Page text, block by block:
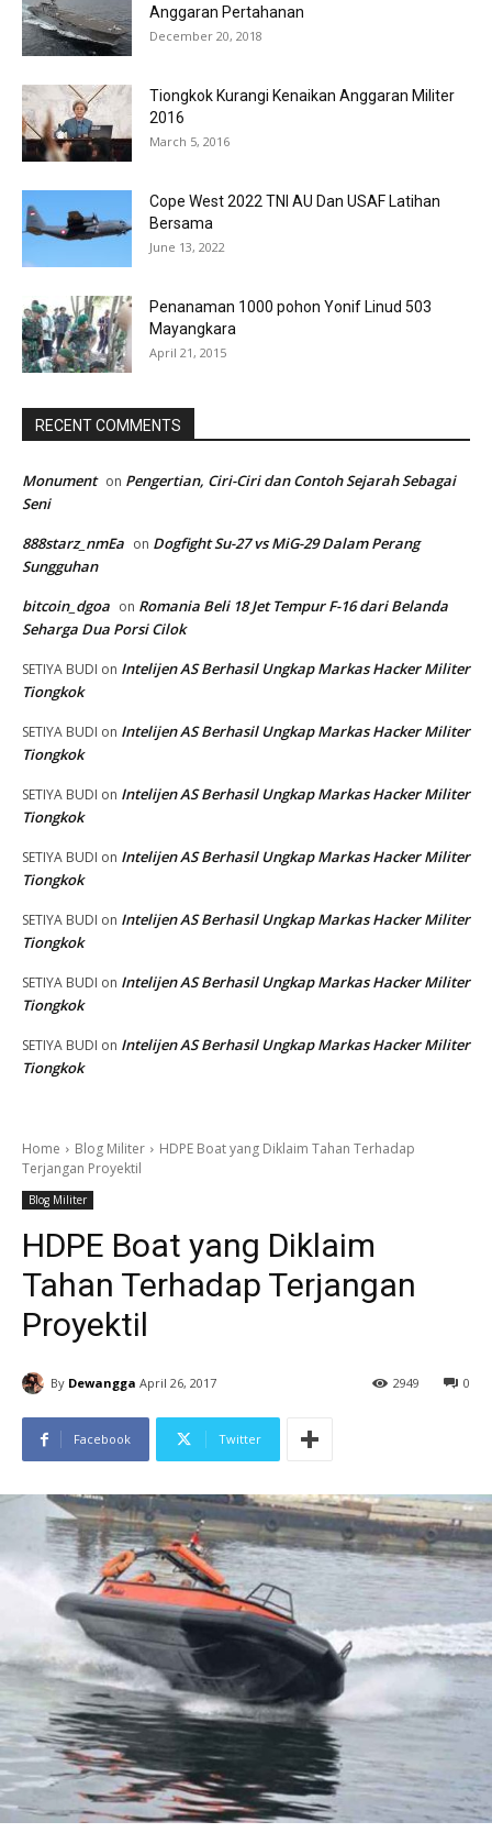
Anggaran Pertahanan
December 20, 2018
Tiongkok Kurangi Kenaikan Anggaran Militer
2016
March 5, 2016
Cope West 2022 TNI AU Dan USAF Latihan
Bersama
June 13, 2022
Penanaman 1000 pohon Yonif Linud 503
Mayangkara
April 21, 2015
RECENT COMMENTS
Monument on Pengertian, Ciri-Ciri dan Contoh Sejarah Sebagai
Seni
888starz_nmEa on Dogfight Su-27 vs MiG-29 Dalam Perang
Sungguhan
bitcoin_dgoa on Romania Beli 18 Jet Tempur F-16 dari Belanda
Seharga Dua Porsi Cilok
SETIYA BUDI on Intelijen AS Berhasil Ungkap Markas Hacker Militer
Tiongkok
SETIYA BUDI on Intelijen AS Berhasil Ungkap Markas Hacker Militer
Tiongkok
SETIYA BUDI on Intelijen AS Berhasil Ungkap Markas Hacker Militer
Tiongkok
SETIYA BUDI on Intelijen AS Berhasil Ungkap Markas Hacker Militer
Tiongkok
SETIYA BUDI on Intelijen AS Berhasil Ungkap Markas Hacker Militer
Tiongkok
SETIYA BUDI on Intelijen AS Berhasil Ungkap Markas Hacker Militer
Tiongkok
SETIYA BUDI on Intelijen AS Berhasil Ungkap Markas Hacker Militer
Tiongkok